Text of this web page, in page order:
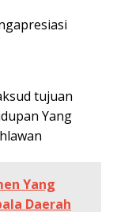
tujuan
Yang
Yang
Daerah